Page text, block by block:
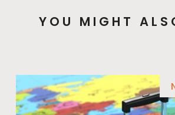
YOU MIGHT